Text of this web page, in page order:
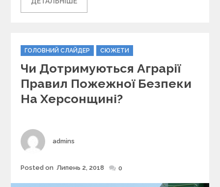
C
a
t
e
g
o
s
ГОЛОВНИЙ СЛАЙДЕР СЮЖЕТИ
Чи Дотримуються Аграрії
Правил Пожежної Безпеки
На Херсонщині?
Author
admins
Posted
Posted on Липень 2, 2018 0